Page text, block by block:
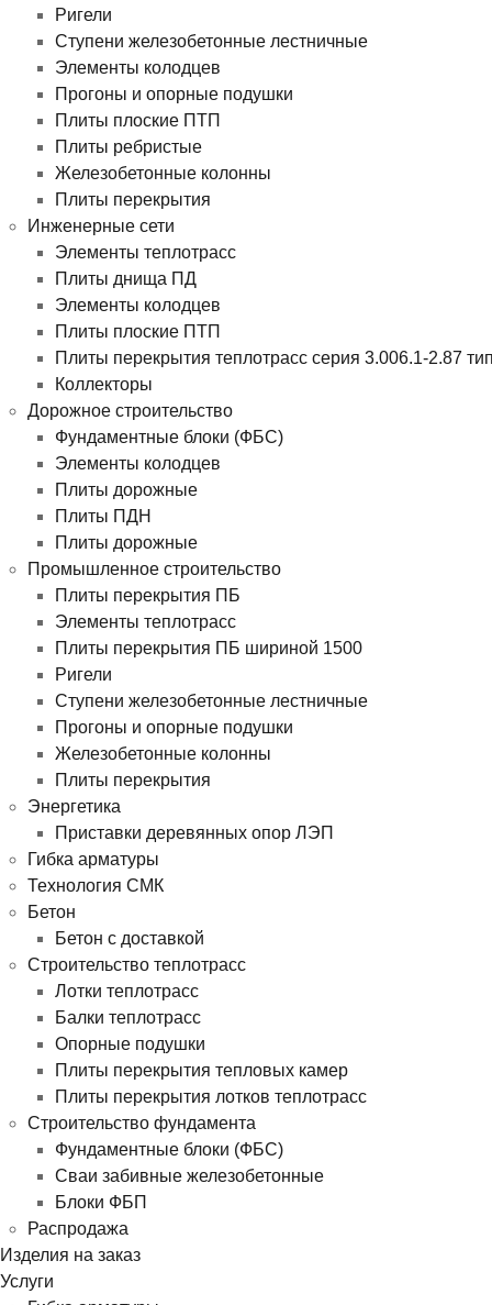
Ригели
Ступени железобетонные лестничные
Элементы колодцев
Прогоны и опорные подушки
Плиты плоские ПТП
Плиты ребристые
Железобетонные колонны
Плиты перекрытия
Инженерные сети
Элементы теплотрасс
Плиты днища ПД
Элементы колодцев
Плиты плоские ПТП
Плиты перекрытия теплотрасс серия 3.006.1-2.87
Коллекторы
Дорожное строительство
Фундаментные блоки (ФБС)
Элементы колодцев
Плиты дорожные
Плиты ПДН
Плиты дорожные
Промышленное строительство
Плиты перекрытия ПБ
Элементы теплотрасс
Плиты перекрытия ПБ шириной 1500
Ригели
Ступени железобетонные лестничные
Прогоны и опорные подушки
Железобетонные колонны
Плиты перекрытия
Энергетика
Приставки деревянных опор ЛЭП
Гибка арматуры
Технология СМК
Бетон
Бетон с доставкой
Строительство теплотрасс
Лотки теплотрасс
Балки теплотрасс
Опорные подушки
Плиты перекрытия тепловых камер
Плиты перекрытия лотков теплотрасс
Строительство фундамента
Фундаментные блоки (ФБС)
Сваи забивные железобетонные
Блоки ФБП
Распродажа
Изделия на заказ
Услуги